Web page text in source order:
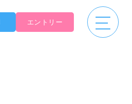
エントリー